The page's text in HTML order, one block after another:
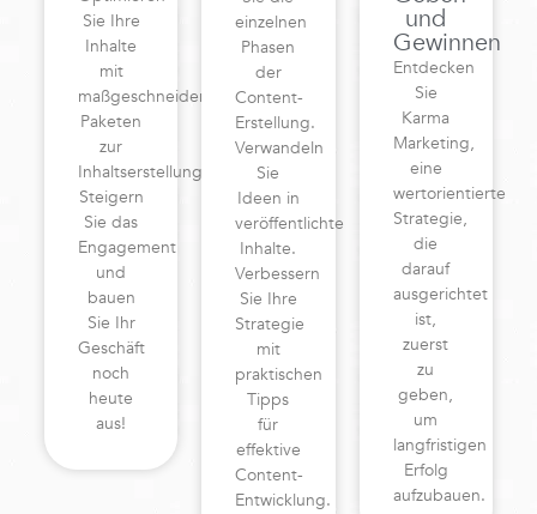
Sie Ihre
Inhalte
mit
maßgeschneiderten
Paketen
zur
Inhaltserstellung.
Steigern
Sie das
Engagement
und
bauen
Sie Ihr
Geschäft
noch
heute
aus!
einzelnen
Phasen
der
Content-
Erstellung.
Verwandeln
Sie
Ideen in
veröffentlichte
Inhalte.
Verbessern
Sie Ihre
Strategie
mit
praktischen
Tipps
für
effektive
Content-
Entwicklung.
und
Gewinnen
Entdecken
Sie
Karma
Marketing,
eine
wertorientierte
Strategie,
die
darauf
ausgerichtet
ist,
zuerst
zu
geben,
um
langfristigen
Erfolg
aufzubauen.